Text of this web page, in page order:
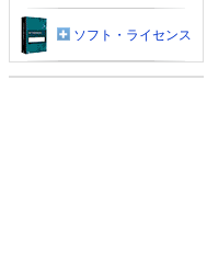
ソフト・ライセンス